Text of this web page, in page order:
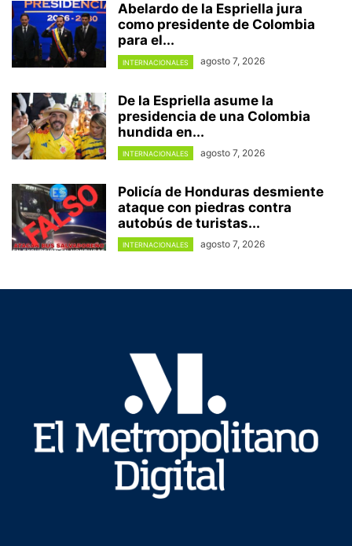
Abelardo de la Espriella jura
como presidente de Colombia
para el...
INTERNACIONALES agosto 7, 2026
De la Espriella asume la
presidencia de una Colombia
hundida en...
INTERNACIONALES agosto 7, 2026
Policía de Honduras desmiente
ataque con piedras contra
autobús de turistas...
INTERNACIONALES agosto 7, 2026